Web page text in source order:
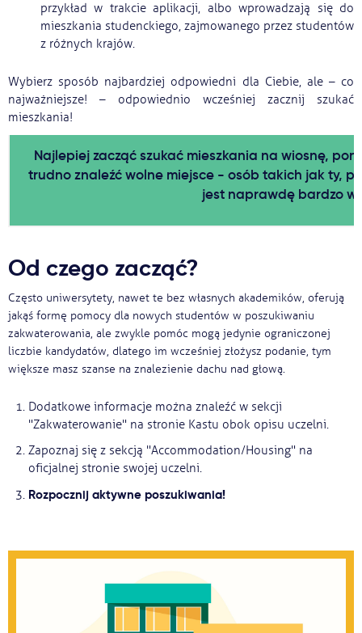
Jak aplikować?
Usługi
Dlaczego Kastu?
przykład w trakcie aplikacji, albo wprowadzają się do
mieszkania studenckiego, zajmowanego przez studentów
z różnych krajów.
Wybierz sposób najbardziej odpowiedni dla Ciebie, ale – co
najważniejsze! – odpowiednio wcześniej zacznij szukać
mieszkania!
Najlepiej zacząć szukać mieszkania na wiosnę,
trudno znaleźć wolne miejsce - osób takich jak ty,
jest naprawdę bardzo
Od czego zacząć?
Często uniwersytety, nawet te bez własnych akademików, oferują
jakąś formę pomocy dla nowych studentów w poszukiwaniu
zakwaterowania, ale zwykle pomóc mogą jedynie ograniczonej
liczbie kandydatów, dlatego im wcześniej złożysz podanie, tym
większe masz szanse na znalezienie dachu nad głową.
Dodatkowe informacje można znaleźć w sekcji
"Zakwaterowanie" na stronie Kastu obok opisu uczelni.
Zapoznaj się z sekcją "Accommodation/Housing" na
oficjalnej stronie swojej uczelni.
Rozpocznij aktywne poszukiwania!